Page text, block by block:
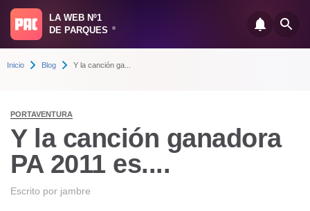
LA WEB Nº1
DE PARQUES
®
Inicio Blog Y la canción ga...
PORTAVENTURA
Y la canción ganadora
PA 2011 es....
Escrito por jambre